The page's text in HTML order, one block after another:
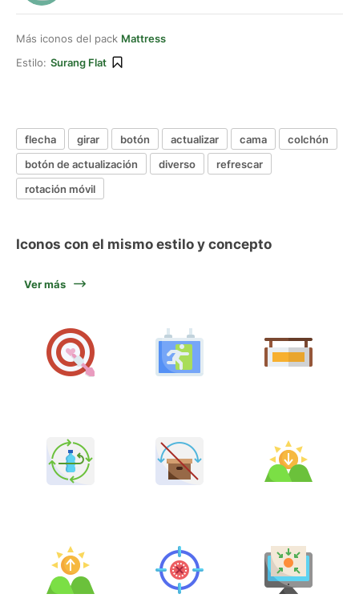
Más iconos del pack Mattress
Estilo: Surang Flat
flecha girar botón actualizar cama
colchón
botón de actualización
diverso
refrescar
rotación móvil
Iconos con el mismo estilo y concepto
Ver más